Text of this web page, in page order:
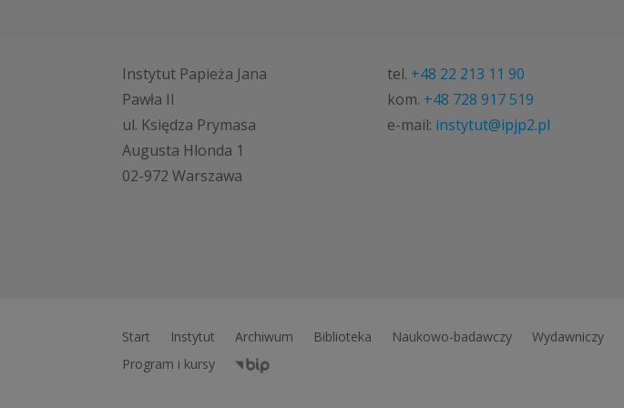
Instytut Papieża Jana
Pawła II
ul. Księdza Prymasa
Augusta Hlonda 1
02-972 Warszawa
tel. +48 22 213 11 90
kom. +48 728 917 519
e-mail: instytut@ipjp2.pl
Start Instytut Archiwum Biblioteka Naukowo-badawczy Wydawniczy
Program i kursy